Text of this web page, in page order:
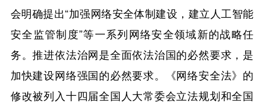
会明确提出“加强网络安全体制建设，建立人工智能
安全监管制度”等一系列网络安全领域新的战略任
务。推进依法治网是全面依法治国的必然要求，是
加快建设网络强国的必然要求。《网络安全法》的
修改被列入十四届全国人大常委会立法规划和全国